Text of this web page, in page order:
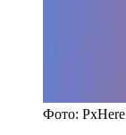
Фото: